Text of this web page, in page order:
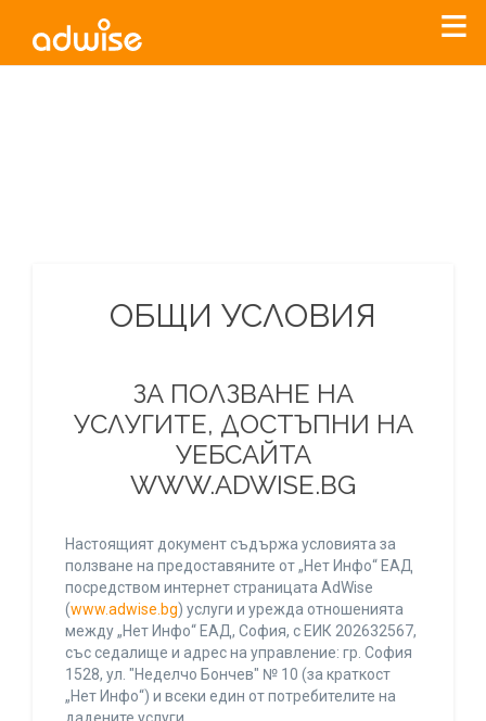
ОБЩИ УСЛОВИЯ
ЗА ПОЛЗВАНЕ НА
УСЛУГИТЕ, ДОСТЪПНИ НА
УЕБСАЙТА
WWW.ADWISE.BG
Настоящият документ съдържа условията за
ползване на предоставяните от „Нет Инфо“ ЕАД
посредством интернет страницата AdWise
(www.adwise.bg) услуги и урежда отношенията
между „Нет Инфо“ ЕАД, София, с ЕИК 202632567,
със седалище и адрес на управление: гр. София
1528, ул. "Неделчо Бончев" № 10 (за краткост
„Нет Инфо“) и всеки един от потребителите на